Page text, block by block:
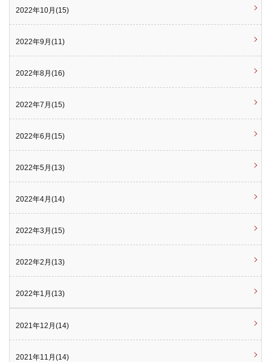
2022年10月(15)
2022年9月(11)
2022年8月(16)
2022年7月(15)
2022年6月(15)
2022年5月(13)
2022年4月(14)
2022年3月(15)
2022年2月(13)
2022年1月(13)
2021年12月(14)
2021年11月(14)